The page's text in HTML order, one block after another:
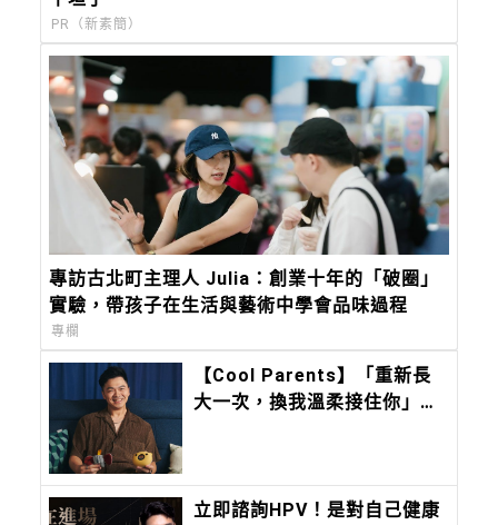
PR（新素簡）
專訪古北町主理人 Julia：創業十年的「破圈」
實驗，帶孩子在生活與藝術中學會品味過程
專欄
【Cool Parents】「重新長
大一次，換我溫柔接住你」甜
城堡
立即諮詢HPV！是對自己健康